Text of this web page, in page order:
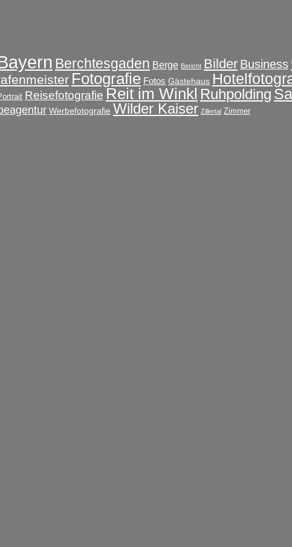
Berchtesgaden Berge Bericht Bilder Business
Fotografie Fotos Gästehaus
Reisefotografie Reit im Winkl Ruhpolding
Werbefotografie Wilder Kaiser Zillertal Zimmer